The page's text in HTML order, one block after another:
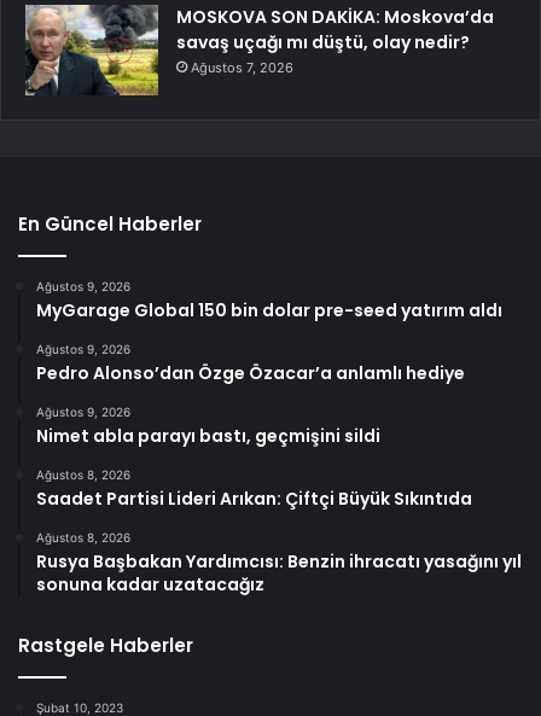
MOSKOVA SON DAKİKA: Moskova’da
savaş uçağı mı düştü, olay nedir?
Ağustos 7, 2026
En Güncel Haberler
Ağustos 9, 2026
MyGarage Global 150 bin dolar pre-seed yatırım aldı
Ağustos 9, 2026
Pedro Alonso’dan Özge Özacar’a anlamlı hediye
Ağustos 9, 2026
Nimet abla parayı bastı, geçmişini sildi
Ağustos 8, 2026
Saadet Partisi Lideri Arıkan: Çiftçi Büyük Sıkıntıda
Ağustos 8, 2026
Rusya Başbakan Yardımcısı: Benzin ihracatı yasağını yıl
sonuna kadar uzatacağız
Rastgele Haberler
Şubat 10, 2023